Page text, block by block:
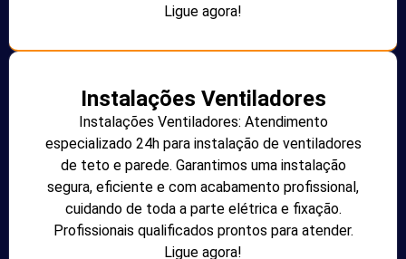
Ligue agora!
Instalações Ventiladores
Instalações Ventiladores: Atendimento
especializado 24h para instalação de ventiladores
de teto e parede. Garantimos uma instalação
segura, eficiente e com acabamento profissional,
cuidando de toda a parte elétrica e fixação.
Profissionais qualificados prontos para atender.
Ligue agora!